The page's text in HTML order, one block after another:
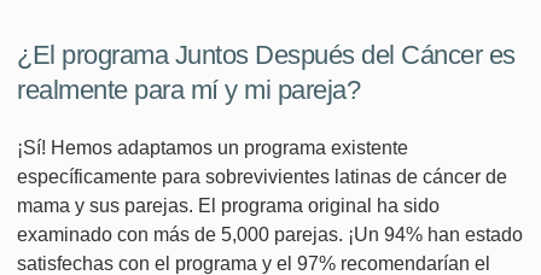
¿El programa Juntos Después del Cáncer es
realmente para mí y mi pareja?
¡Sí! Hemos adaptamos un programa existente
específicamente para sobrevivientes latinas de cáncer de
mama y sus parejas. El programa original ha sido
examinado con más de 5,000 parejas. ¡Un 94% han estado
satisfechas con el programa y el 97% recomendarían el